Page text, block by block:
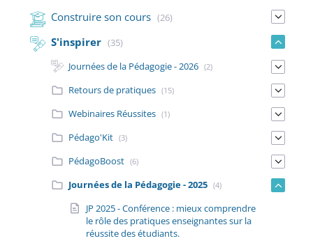
Construire son cours (26)
S'inspirer (35)
Journées de la Pédagogie - 2026 (2)
Retours de pratiques (15)
Webinaires Réussites (1)
Pédago'Kit (3)
PédagoBoost (6)
Journées de la Pédagogie - 2025 (4)
JP 2025 - Conférence : mieux comprendre
le rôle des pratiques enseignantes sur la
réussite des étudiants.